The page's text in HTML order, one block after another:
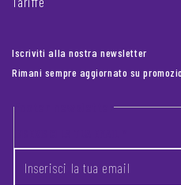
Iscriviti alla nostra newsletter
Rimani sempre aggiornato su
Footer newsletter